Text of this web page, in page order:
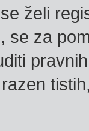
želi
se za